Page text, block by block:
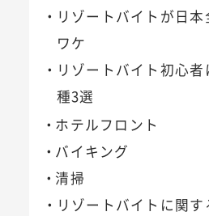
リゾートバイトが日
ワケ
リゾートバイト初心
種3選
ホテルフロント
バイキング
清掃
リゾートバイトに関す